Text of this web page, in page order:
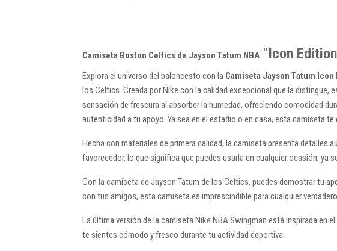
Camiseta Boston Celtics de Jayson Tatum NBA "Icon
Explora el universo del baloncesto con la Camiseta Jayson Tatum
los Celtics. Creada por Nike con la calidad excepcional que la
sensación de frescura al absorber la humedad, ofreciendo comodidad
autenticidad a tu apoyo. Ya sea en el estadio o en casa, esta camiseta
Hecha con materiales de primera calidad, la camiseta presenta detalles
favorecedor, lo que significa que puedes usarla en cualquier ocasión, ya
Con la camiseta de Jayson Tatum de los Celtics, puedes demostrar tu
con tus amigos, esta camiseta es imprescindible para cualquier
La última versión de la camiseta Nike NBA Swingman está inspirada
te sientes cómodo y fresco durante tu actividad deportiva.